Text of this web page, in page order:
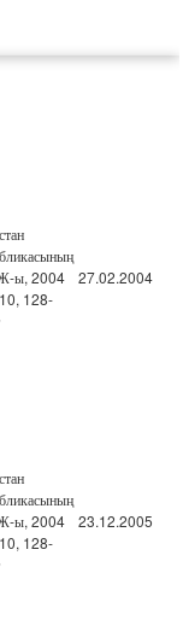
ы, 2004
128-
27.02.2004
ы, 2004
128-
23.12.2005